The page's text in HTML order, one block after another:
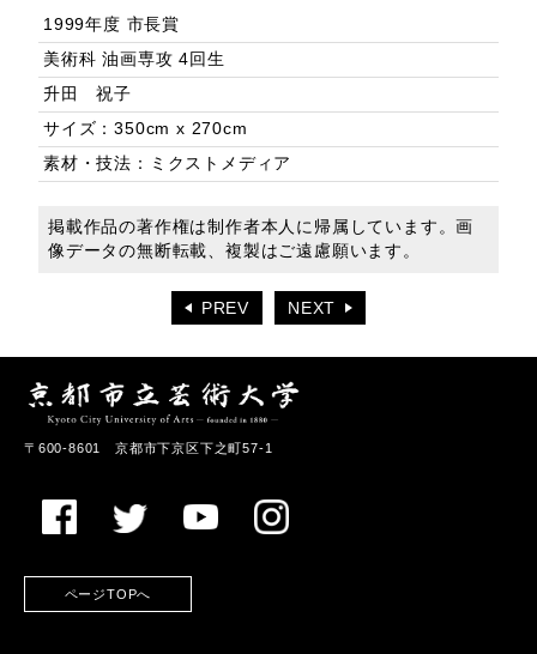
1999年度 市長賞
美術科 油画専攻 4回生
升田 祝子
サイズ：350cm x 270cm
素材・技法：ミクストメディア
掲載作品の著作権は制作者本人に帰属しています。画
像データの無断転載、複製はご遠慮願います。
PREV NEXT
〒600-8601 京都市下京区下之町57-1
ページTOPへ